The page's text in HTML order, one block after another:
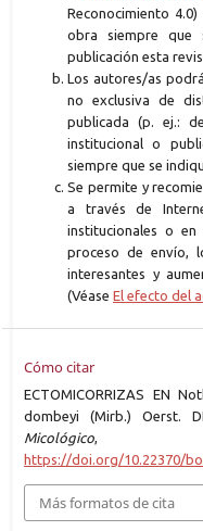
Reconocimiento
obra siempre que
publicación esta
Los autores/as
no exclusiva de
publicada (p. ej.:
institucional o
siempre que se
Se permite y
a través de
institucionales o
proceso de envío,
interesantes y
(Véase El efecto del
Cómo citar
ECTOMICORRIZAS EN
dombeyi (Mirb.) Oerst.
Micológico
https://doi.org/10.22370/
Más formatos de cita